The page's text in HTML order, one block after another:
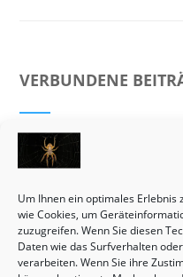
Um Ihnen ein optimales
wie Cookies, um
zuzugreifen. Wenn Sie diesen
Daten wie das Surfverhalten
verarbeiten. Wenn Sie ihre
VERBUNDENE